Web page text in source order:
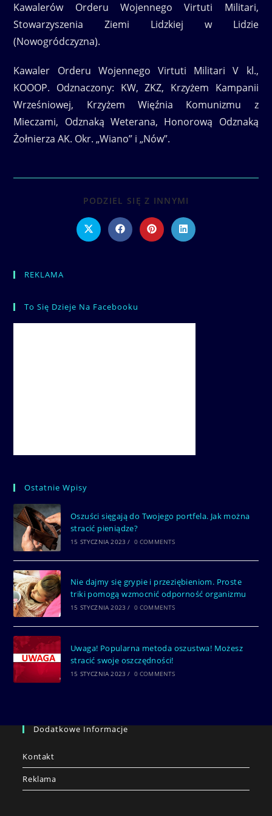
Kawalerów Orderu Wojennego Virtuti Militari,
Stowarzyszenia Ziemi Lidzkiej w Lidzie
(Nowogródczyzna).
Kawaler Orderu Wojennego Virtuti Militari V kl.,
KOOOP. Odznaczony: KW, ZKZ, Krzyżem Kampanii
Wrześniowej, Krzyżem Więźnia Komunizmu z
Mieczami, Odznaką Weterana, Honorową Odznaką
Żołnierza AK. Okr. „Wiano” i „Nów”.
PODZIEL SIĘ Z INNYMI
CONTENT
Opens
in
Opens
in
Opens
in
Opens
in
REKLAMA
To Się Dzieje Na Facebooku
Ostatnie Wpisy
Oszuści sięgają do Twojego portfela. Jak można
stracić pieniądze?
15 STYCZNIA 2023 / 0 COMMENTS
Nie dajmy się grypie i przeziębieniom. Proste
triki pomogą wzmocnić odporność organizmu
15 STYCZNIA 2023 / 0 COMMENTS
Uwaga! Popularna metoda oszustwa! Możesz
stracić swoje oszczędności!
15 STYCZNIA 2023 / 0 COMMENTS
Dodatkowe Informacje
Kontakt
Reklama